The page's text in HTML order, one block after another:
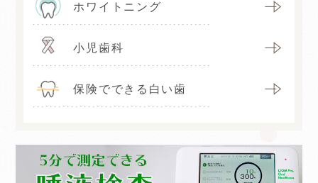
ホワイトニング
小児歯科
保険でできる白い歯